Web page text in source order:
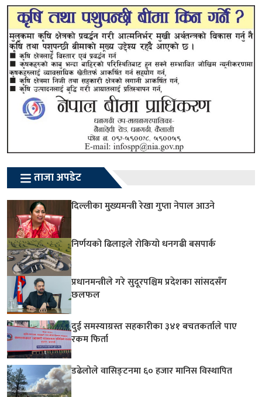
ताजा अपडेट
दिल्लीका मुख्यमन्त्री रेखा गुप्ता नेपाल आउने
निर्णयको ढिलाइले रोकियो धनगढी बसपार्क
प्रधानमन्त्रीले गरे सुदूरपश्चिम प्रदेशका सांसदसँग
छलफल
दुई समस्याग्रस्त सहकारीका ३४१ बचतकर्ताले पाए
रकम फिर्ता
डढेलोले वासिङ्टनमा ६० हजार मानिस विस्थापित